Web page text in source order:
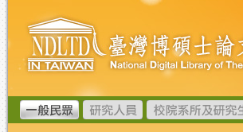
跳
到
主
要
內
容
臺
灣
博
碩
士
論
文